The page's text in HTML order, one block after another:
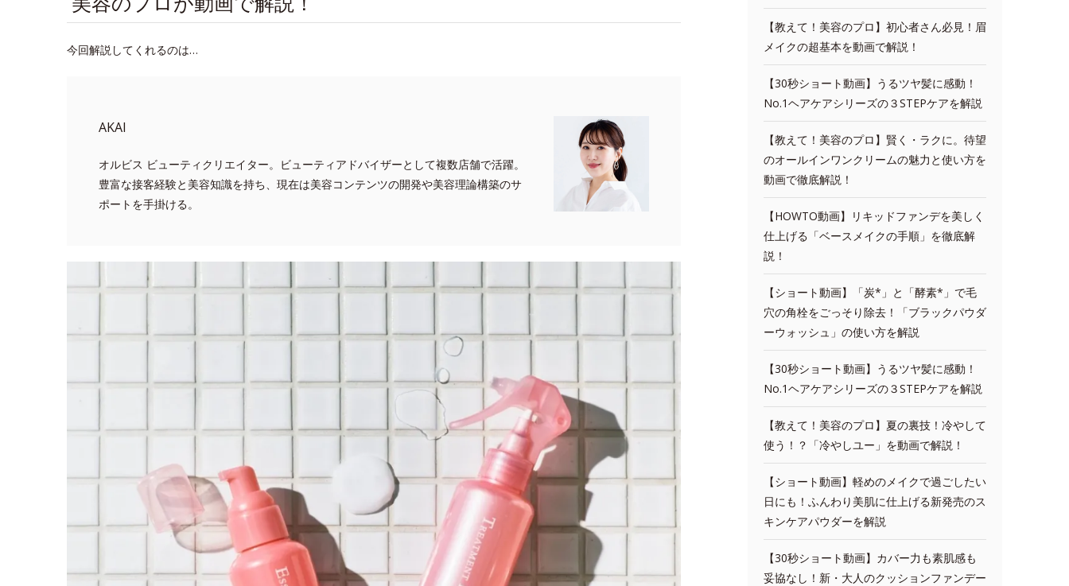
今回解説してくれるのは…
AKAI
オルビス ビューティクリエイター。ビューティアドバイザーとして複数店舗で活躍。
豊富な接客経験と美容知識を持ち、現在は美容コンテンツの開発や美容理論構築のサ
ポートを手掛ける。
【教えて！美容のプロ】初心者さん必見！眉
メイクの超基本を動画で解説！
【30秒ショート動画】うるツヤ髪に感動！
No.1ヘアケアシリーズの３STEPケアを解説
【教えて！美容のプロ】賢く・ラクに。待望
のオールインワンクリームの魅力と使い方を
動画で徹底解説！
【HOWTO動画】リキッドファンデを美しく
仕上げる「ベースメイクの手順」を徹底解
説！
【ショート動画】「炭*」と「酵素*」で毛
穴の角栓をごっそり除去！「ブラックパウダ
ーウォッシュ」の使い方を解説
【30秒ショート動画】うるツヤ髪に感動！
No.1ヘアケアシリーズの３STEPケアを解説
【教えて！美容のプロ】夏の裏技！冷やして
使う！？「冷やしユー」を動画で解説！
【ショート動画】軽めのメイクで過ごしたい
日にも！ふんわり美肌に仕上げる新発売のス
キンケアパウダーを解説
【30秒ショート動画】カバー力も素肌感も
妥協なし！新・大人のクッションファンデー